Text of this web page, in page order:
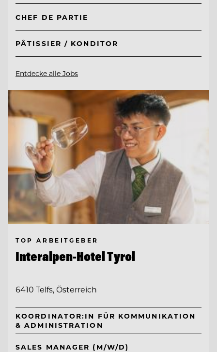
CHEF DE PARTIE
PÂTISSIER / KONDITOR
Entdecke alle Jobs
TOP ARBEITGEBER
Interalpen-Hotel Tyrol
6410 Telfs, Österreich
KOORDINATOR:IN FÜR KOMMUNIKATION
& ADMINISTRATION
SALES MANAGER (M/W/D)